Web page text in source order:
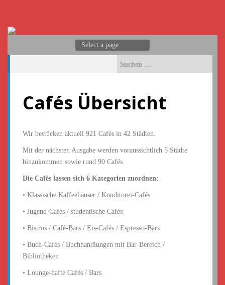
i
p
o
o
e
n
c
:
Cafés Übersicht
Wir bestücken aktuell 921 Cafés in 42 Städten.
Mit der nächsten Ausgabe werden voraussichtlich 5 Städte
hinzukommen sowie rund 90 Cafés
Die Cafés lassen sich 6 Kategorien zuordnen:
• Klassische Kaffeehäuser / Konditorei-Cafés
• Jugend-Cafés / studentische Cafés
• Bistros / Café-Bars / Eis-Cafés / Espresso-Bars
• Buch-Cafés / Buchhandlungen mit Bar-Bereich /
Bibliotheken
• Lounge-hafte Cafés / Bars